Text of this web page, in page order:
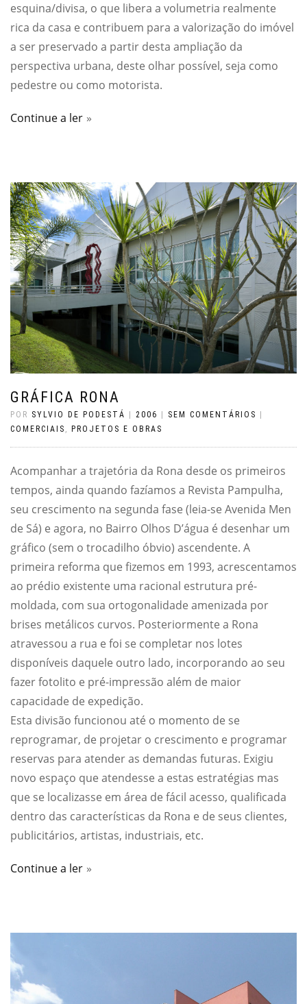
esquina/divisa, o que libera a volumetria realmente
rica da casa e contribuem para a valorização do imóvel
a ser preservado a partir desta ampliação da
perspectiva urbana, deste olhar possível, seja como
pedestre ou como motorista.
Continue a ler
GRÁFICA RONA
POR SYLVIO DE PODESTÁ 2006 SEM COMENTÁRIOS
COMERCIAIS , PROJETOS E OBRAS
Acompanhar a trajetória da Rona desde os primeiros
tempos, ainda quando fazíamos a Revista Pampulha,
seu crescimento na segunda fase (leia-se Avenida Men
de Sá) e agora, no Bairro Olhos D’água é desenhar um
gráfico (sem o trocadilho óbvio) ascendente. A
primeira reforma que fizemos em 1993, acrescentamos
ao prédio existente uma racional estrutura pré-
moldada, com sua ortogonalidade amenizada por
brises metálicos curvos. Posteriormente a Rona
atravessou a rua e foi se completar nos lotes
disponíveis daquele outro lado, incorporando ao seu
fazer fotolito e pré-impressão além de maior
capacidade de expedição.
Esta divisão funcionou até o momento de se
reprogramar, de projetar o crescimento e programar
reservas para atender as demandas futuras. Exigiu
novo espaço que atendesse a estas estratégias mas
que se localizasse em área de fácil acesso, qualificada
dentro das características da Rona e de seus clientes,
publicitários, artistas, industriais, etc.
Continue a ler